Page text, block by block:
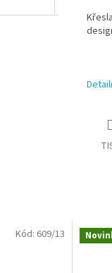
Kód: 609/13